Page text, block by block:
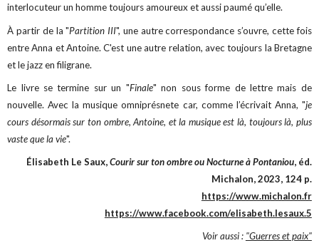
interlocuteur un homme toujours amoureux et aussi paumé qu’elle.
À partir de la "Partition III", une autre correspondance s’ouvre, cette fois
entre Anna et Antoine. C'est une autre relation, avec toujours la Bretagne
et le jazz en filigrane.
Le livre se termine sur un "Finale" non sous forme de lettre mais de
nouvelle. Avec la musique omniprésnete car, comme l’écrivait Anna, "je
cours désormais sur ton ombre, Antoine, et la musique est là, toujours là, plus
vaste que la vie".
Élisabeth Le Saux,Courir sur ton ombre ou Nocturne à Pontaniou, éd.
Michalon, 2023, 124 p.
https://www.michalon.fr
https://www.facebook.com/elisabeth.lesaux.5
Voir aussi : "Guerres et paix"